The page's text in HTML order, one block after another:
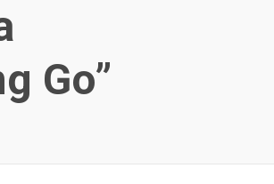
Go”